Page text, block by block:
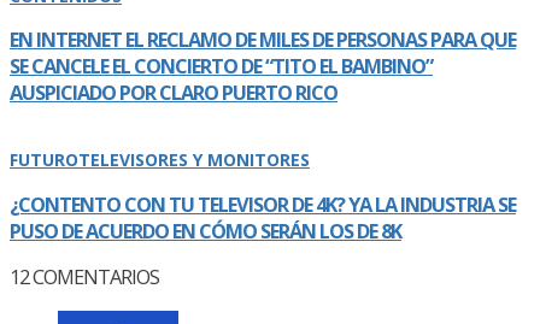
EN INTERNET EL RECLAMO DE MILES DE PERSONAS PARA QUE
SE CANCELE EL CONCIERTO DE “TITO EL BAMBINO”
AUSPICIADO POR CLARO PUERTO RICO
FUTUROTELEVISORES Y MONITORES
¿CONTENTO CON TU TELEVISOR DE 4K? YA LA INDUSTRIA SE
PUSO DE ACUERDO EN CÓMO SERÁN LOS DE 8K
12COMENTARIOS